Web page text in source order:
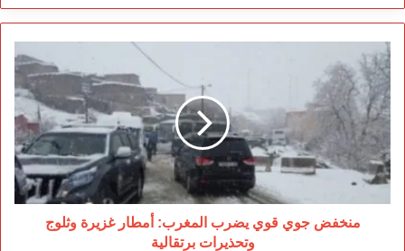
منخفض
جوي
قوي
يضرب
المغرب:
أمطار
غزيرة
وثلوج
وتحذيرات
برتقالية
منخفض جوي قوي يضرب المغرب: أمطار غزيرة وثلوج
وتحذيرات برتقالية